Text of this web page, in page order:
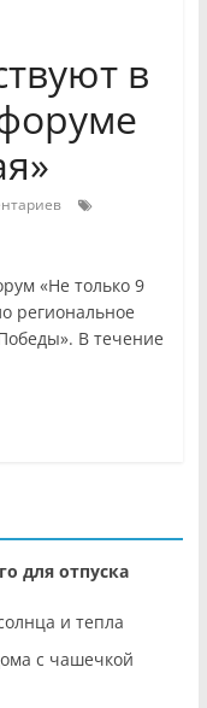
в
«Не только 9
региональное
В течение
для отпуска
и тепла
с чашечкой